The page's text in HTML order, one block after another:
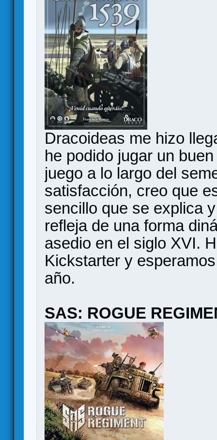
Dracoideas me hizo
he podido jugar un
juego a lo largo del
satisfacción, creo que
sencillo que se explica
refleja de una forma
asedio en el siglo XVI.
Kickstarter y
año.
SAS: ROGUE